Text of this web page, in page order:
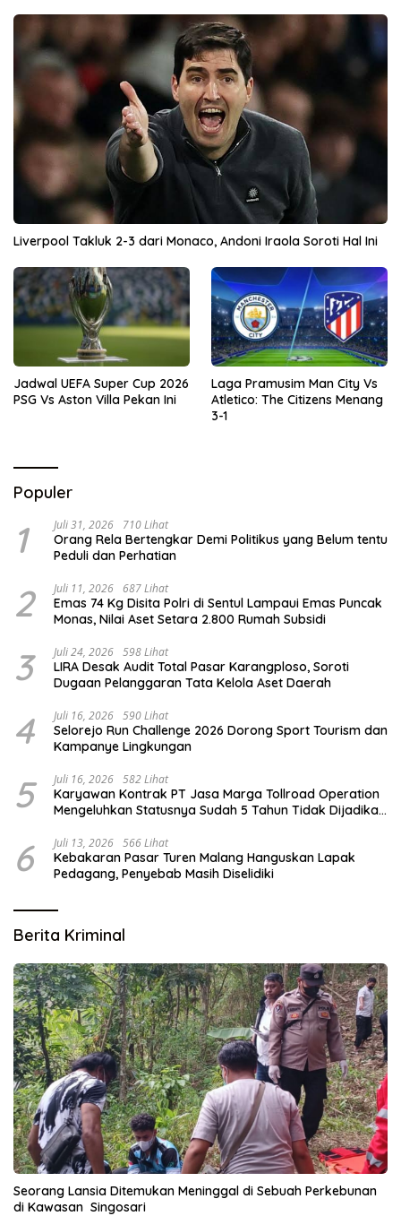
Liverpool Takluk 2-3 dari Monaco, Andoni Iraola Soroti Hal Ini
Jadwal UEFA Super Cup 2026
PSG Vs Aston Villa Pekan Ini
Laga Pramusim Man City Vs
Atletico: The Citizens Menang
3-1
Populer
1 Juli 31, 2026 710 Lihat
Orang Rela Bertengkar Demi Politikus yang Belum tentu
Peduli dan Perhatian
2 Juli 11, 2026 687 Lihat
Emas 74 Kg Disita Polri di Sentul Lampaui Emas Puncak
Monas, Nilai Aset Setara 2.800 Rumah Subsidi
3 Juli 24, 2026 598 Lihat
LIRA Desak Audit Total Pasar Karangploso, Soroti
Dugaan Pelanggaran Tata Kelola Aset Daerah
4 Juli 16, 2026 590 Lihat
Selorejo Run Challenge 2026 Dorong Sport Tourism dan
Kampanye Lingkungan
5 Juli 16, 2026 582 Lihat
Karyawan Kontrak PT Jasa Marga Tollroad Operation
Mengeluhkan Statusnya Sudah 5 Tahun Tidak Dijadikan
6 Juli 13, 2026 566 Lihat
Kebakaran Pasar Turen Malang Hanguskan Lapak
Pedagang, Penyebab Masih Diselidiki
Berita Kriminal
Seorang Lansia Ditemukan Meninggal di Sebuah Perkebunan
di Kawasan Singosari